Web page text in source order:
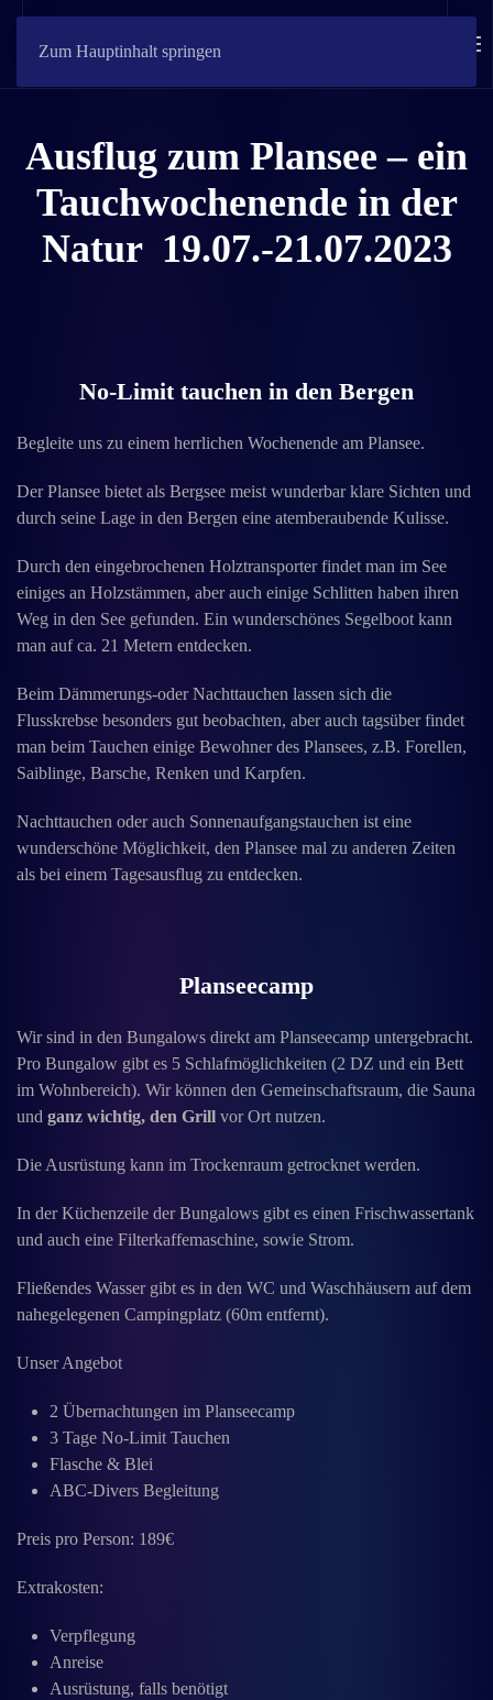
Zum Hauptinhalt springen
Ausflug zum Plansee – ein
Tauchwochenende in der
Natur 19.07.-21.07.2023
No-Limit tauchen in den Bergen
Begleite uns zu einem herrlichen Wochenende am Plansee.
Der Plansee bietet als Bergsee meist wunderbar klare Sichten und
durch seine Lage in den Bergen eine atemberaubende Kulisse.
Durch den eingebrochenen Holztransporter findet man im See
einiges an Holzstämmen, aber auch einige Schlitten haben ihren
Weg in den See gefunden. Ein wunderschönes Segelboot kann
man auf ca. 21 Metern entdecken.
Beim Dämmerungs-oder Nachttauchen lassen sich die
Flusskrebse besonders gut beobachten, aber auch tagsüber findet
man beim Tauchen einige Bewohner des Plansees, z.B. Forellen,
Saiblinge, Barsche, Renken und Karpfen.
Nachttauchen oder auch Sonnenaufgangstauchen ist eine
wunderschöne Möglichkeit, den Plansee mal zu anderen Zeiten
als bei einem Tagesausflug zu entdecken.
Planseecamp
Wir sind in den Bungalows direkt am Planseecamp untergebracht.
Pro Bungalow gibt es 5 Schlafmöglichkeiten (2 DZ und ein Bett
im Wohnbereich). Wir können den Gemeinschaftsraum, die Sauna
und ganz wichtig, den Grill vor Ort nutzen.
Die Ausrüstung kann im Trockenraum getrocknet werden.
In der Küchenzeile der Bungalows gibt es einen Frischwassertank
und auch eine Filterkaffemaschine, sowie Strom.
Fließendes Wasser gibt es in den WC und Waschhäusern auf dem
nahegelegenen Campingplatz (60m entfernt).
Unser Angebot
2 Übernachtungen im Planseecamp
3 Tage No-Limit Tauchen
Flasche & Blei
ABC-Divers Begleitung
Preis pro Person: 189€
Extrakosten:
Verpflegung
Anreise
Ausrüstung, falls benötigt